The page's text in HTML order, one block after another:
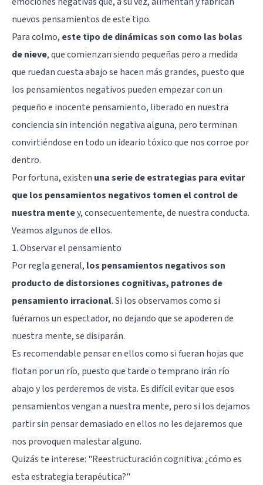
nuevos pensamientos de este tipo.
Para colmo, este tipo de dinámicas son como las bolas
de nieve, que comienzan siendo pequeñas pero a medida
que ruedan cuesta abajo se hacen más grandes, puesto que
los pensamientos negativos pueden empezar con un
pequeño e inocente pensamiento, liberado en nuestra
conciencia sin intención negativa alguna, pero terminan
convirtiéndose en todo un ideario tóxico que nos corroe por
dentro.
Por fortuna, existen una serie de estrategias para evitar
que los pensamientos negativos tomen el control de
nuestra mentey, consecuentemente, de nuestra conducta.
Veamos algunos de ellos.
1. Observar el pensamiento
Por regla general, los pensamientos negativos son
producto de distorsiones cognitivas, patrones de
pensamiento irracional. Si los observamos como si
fuéramos un espectador, no dejando que se apoderen de
nuestra mente, se disiparán.
Es recomendable pensar en ellos como si fueran hojas que
flotan por un río, puesto que tarde o temprano irán río
abajo y los perderemos de vista. Es difícil evitar que esos
pensamientos vengan a nuestra mente, pero si los dejamos
partir sin pensar demasiado en ellos no les dejaremos que
nos provoquen malestar alguno.
Quizás te interese: "Reestructuración cognitiva: ¿cómo es
esta estrategia terapéutica?"